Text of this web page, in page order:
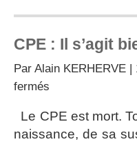
CPE : Il s’agit
Par Alain KERHERVE |
fermés
Il
s’agit
Le CPE est mort.
naissance, de sa